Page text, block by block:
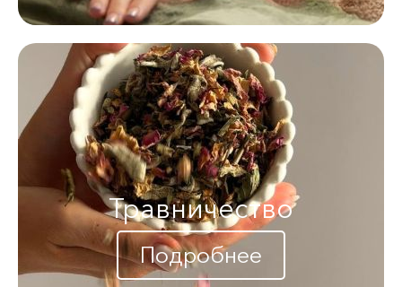
Травничество
Подробнее